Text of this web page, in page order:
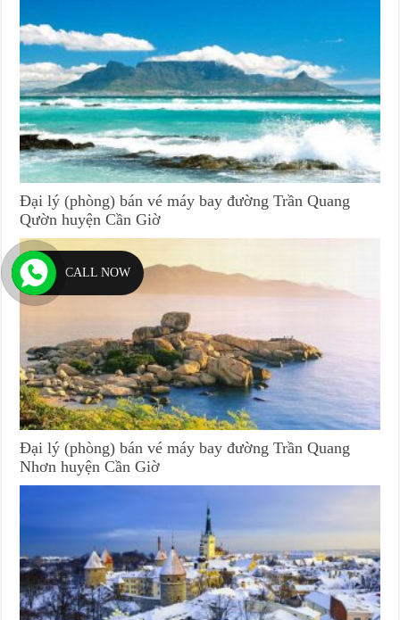
Đại lý (phòng) bán vé máy bay đường Trần Quang
Qườn huyện Cần Giờ
Đại lý (phòng) bán vé máy bay đường Trần Quang
Nhơn huyện Cần Giờ
CALL NOW